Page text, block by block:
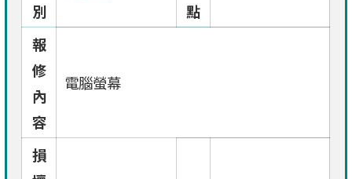
別
點
報
修
內
容
電腦螢幕
損